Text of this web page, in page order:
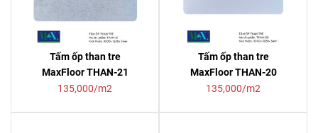
Tấm ốp than tre
MaxFloor THAN-21
135,000/m2
Tấm ốp than tre
MaxFloor THAN-20
135,000/m2